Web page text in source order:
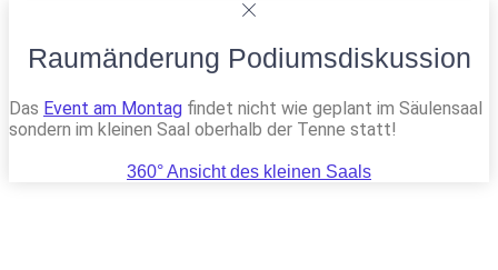
Raumänderung Podiumsdiskussion
Das Event am Montag findet nicht wie geplant im Säulensaal
sondern im kleinen Saal oberhalb der Tenne statt!
360° Ansicht des kleinen Saals